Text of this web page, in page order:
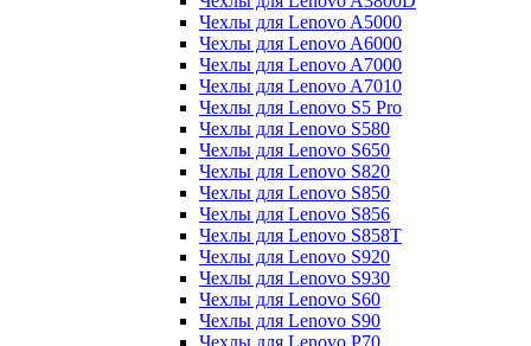
Чехлы для Lenovo A5000
Чехлы для Lenovo A6000
Чехлы для Lenovo A7000
Чехлы для Lenovo A7010
Чехлы для Lenovo S5 Pro
Чехлы для Lenovo S580
Чехлы для Lenovo S650
Чехлы для Lenovo S820
Чехлы для Lenovo S850
Чехлы для Lenovo S856
Чехлы для Lenovo S858T
Чехлы для Lenovo S920
Чехлы для Lenovo S930
Чехлы для Lenovo S60
Чехлы для Lenovo S90
Чехлы для Lenovo P70